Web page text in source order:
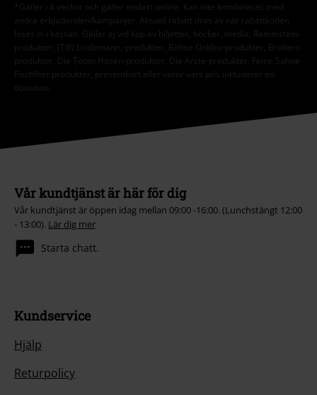
*Gäller i 4 veckor och gäller endast online. Kan inte kombineras med
andra erbjudanden/kampanjer. Aktuell rabatt dras av när rabattkoden
löses in i kassan. Gäller ej vid köp av biljetter, böcker, media, Rammstein-
produkter, (Till) Lindemann,-produkter, Böhse Onklez-produkter, Broilers-
produkter, Die Toten Hosen-produkter, Die Ärzte-produkter, Feine Sahne
Fischfilet-produkter, presentkort eller varor vars pris inkluderar en
donation.
Vår kundtjänst är här för dig
Vår kundtjänst är öppen idag mellan 09:00 -16:00. (Lunchstängt 12:00
- 13:00). Lär dig mer
Starta chatt.
Kundservice
Hjälp
Returpolicy